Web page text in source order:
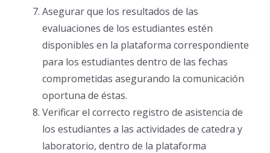
Asegurar que los resultados de las
evaluaciones de los estudiantes estén
disponibles en la plataforma correspondiente
para los estudiantes dentro de las fechas
comprometidas asegurando la comunicación
oportuna de éstas.
Verificar el correcto registro de asistencia de
los estudiantes a las actividades de catedra y
laboratorio, dentro de la plataforma